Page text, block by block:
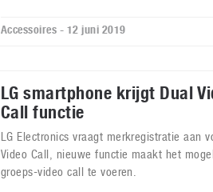
Accessoires - 12 juni 2019
LG smartphone krijgt Dual
Call functie
LG Electronics vraagt merkregistratie aan
Video Call, nieuwe functie maakt het
groeps-video call te voeren.